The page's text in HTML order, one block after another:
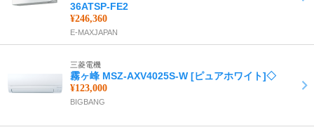
36ATSP-FE2
¥246,360
E-MAXJAPAN
三菱電機
霧ヶ峰 MSZ-AXV4025S-W [ピュアホワイト]◇
¥123,000
BIGBANG